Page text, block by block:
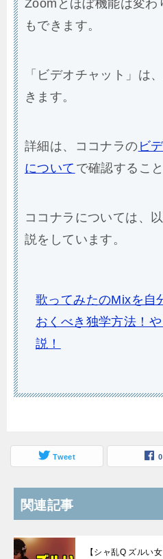
Zoomとほぼ機能は変わ
もできます。
「ビデオチャット」は
きます。
詳細は、ココナラの ビ
について で確認するこ
ココナラについては、
説をしています。
歌ってみたのMixを自
おくべき独学方法！
説！
Tweet 0
関連記事
【シャ乱Q ズルい